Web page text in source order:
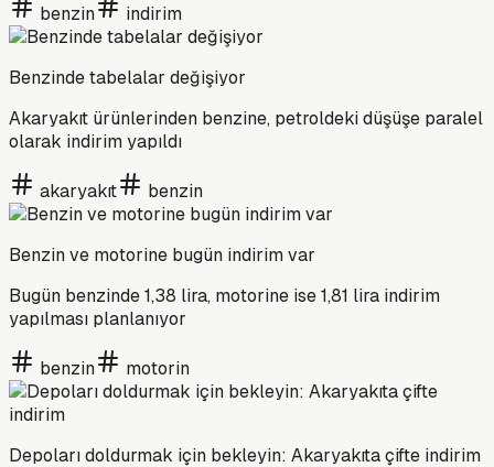
benzin indirim
Benzinde tabelalar değişiyor
Akaryakıt ürünlerinden benzine, petroldeki düşüşe paralel
olarak indirim yapıldı
akaryakıt benzin
Benzin ve motorine bugün indirim var
Bugün benzinde 1,38 lira, motorine ise 1,81 lira indirim
yapılması planlanıyor
benzin motorin
Depoları doldurmak için bekleyin: Akaryakıta çifte indirim